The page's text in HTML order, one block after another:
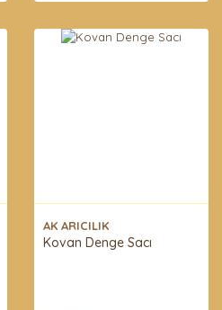
AK ARICILIK
Kovan Denge Sacı